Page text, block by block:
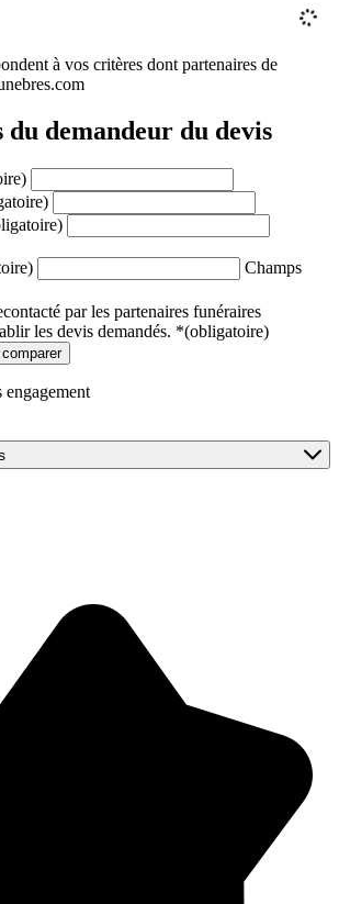
à vos critères dont partenaires de
demandeur du devis
Champs
par les partenaires funéraires
les devis demandés. *(obligatoire)
engagement